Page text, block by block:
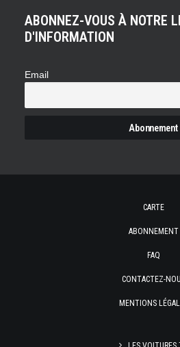
ABONNEZ-VOUS À NOTRE
D'INFORMATION
Email
CARTE
ABONNEMENT
FAQ
CONTACTEZ-
MENTIONS